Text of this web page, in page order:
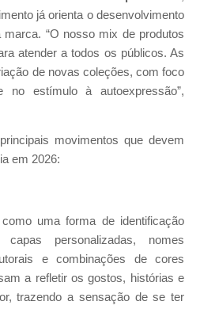
já orienta o desenvolvimento
“O nosso mix de produtos
atender a todos os públicos. As
de novas coleções, com foco
no estímulo à autoexpressão”,
movimentos que devem
em 2026:
uma forma de identificação
personalizadas, nomes
e combinações de cores
a refletir os gostos, histórias e
trazendo a sensação de se ter